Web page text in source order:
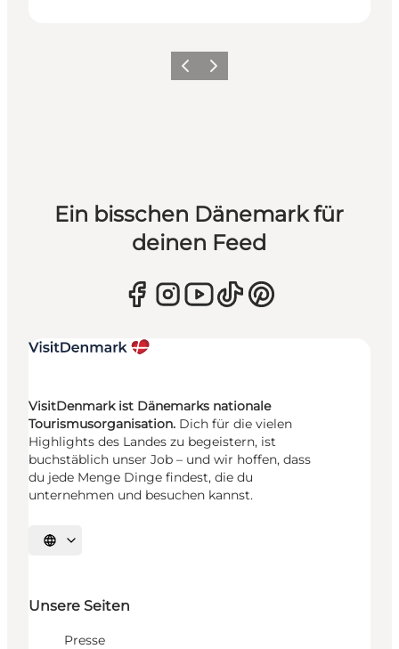
ZurückWeiter
Ein bisschen Dänemark für
deinen Feed
VisitDenmark ist Dänemarks nationale
Tourismusorganisation. Dich für die vielen
Highlights des Landes zu begeistern, ist
buchstäblich unser Job – und wir hoffen, dass
du jede Menge Dinge findest, die du
unternehmen und besuchen kannst.
Sprache auswählen
Unsere Seiten
Presse